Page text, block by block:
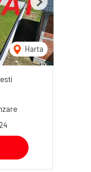
Harta
Next